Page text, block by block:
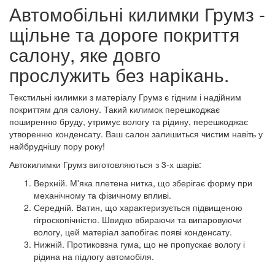
Автомобільні килимки Грумз -
щільне та дороге покриття
салону, яке довго
прослужить без нарікань.
Текстильні килимки з матеріалу Грумз є гідним і надійним
покриттям для салону. Такий килимок перешкоджає
поширенню бруду, утримує вологу та рідину, перешкоджає
утворенню конденсату. Ваш салон залишиться чистим навіть у
найбруднішу пору року!
Автокилимки Грумз виготовляються з 3-х шарів:
Верхній. М'яка плетена нитка, що зберігає форму при
механічному та фізичному впливі.
Середній. Ватин, що характеризується підвищеною
гігроскопічністю. Швидко вбираючи та випаровуючи
вологу, цей матеріал запобігає появі конденсату.
Нижній. Протиковзна гума, що не пропускає вологу і
рідина на підлогу автомобіля.